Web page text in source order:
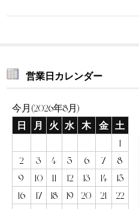
営業日カレンダー
今月(2026年8月)
日
月 火 水 木 金
土
1
2
3 4 5 6 7
8
9
10 11 12 13 14
15
16
17 18 19 20 21
22